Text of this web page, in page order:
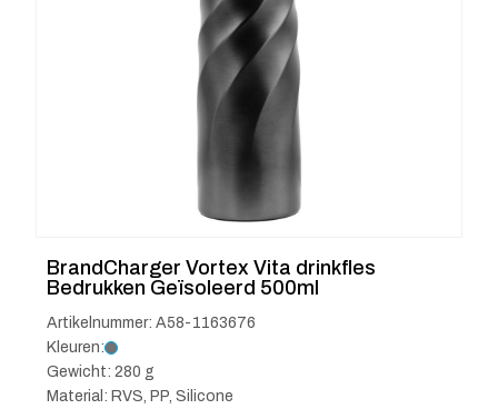
BrandCharger Vortex Vita drinkfles
Bedrukken Geïsoleerd 500ml
Artikelnummer: A58-1163676
Kleuren:
Gewicht: 280 g
Material: RVS, PP, Silicone